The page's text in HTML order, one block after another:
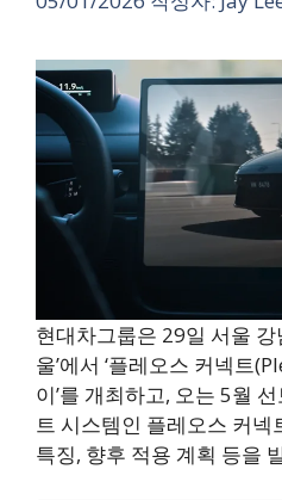
현대차그룹은 29일 서울 강
울’에서 ‘플레오스 커넥트
이’를 개최하고, 오는 5월
트 시스템인 플레오스 커넥
특징, 향후 적용 계획 등을